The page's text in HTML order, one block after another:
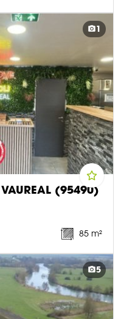
1
(95490)
85 m²
5